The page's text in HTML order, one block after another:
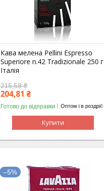
Кава мелена Pellini Espresso
Superiore n.42 Tradizionale 250 г
Італія
215,59 ₴
204,81 ₴
Готово до відправки Оптом і в роздріб
Купити
–5%